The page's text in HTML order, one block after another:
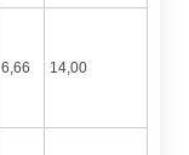
6,66 14,00